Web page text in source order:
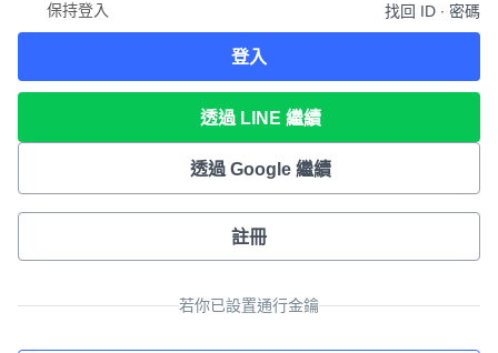
保持登入 找回 ID ∙ 密碼
登入
透過 LINE 繼續
透過 Google 繼續
註冊
若你已設置通行金鑰